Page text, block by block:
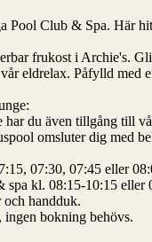
Pool Club & Spa. Här
frukost i Archie's.
eldrelax. Påfylld med
har du även tillgång till
omsluter dig med
07:30, 07:45 eller
spa kl. 08:15-10:15 eller
handduk.
ingen bokning behövs.